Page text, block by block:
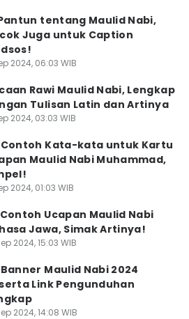
tentang Maulid Nabi,
Juga untuk Caption
2024, 06:03 WIB
Rawi Maulid Nabi, Lengkap
Tulisan Latin dan Artinya
2024, 03:03 WIB
Contoh Kata-kata untuk Kartu
Maulid Nabi Muhammad,
2024, 01:03 WIB
Ucapan Maulid Nabi
Jawa, Simak Artinya!
2024, 15:03 WIB
Maulid Nabi 2024
Link Pengunduhan
2024, 14:08 WIB